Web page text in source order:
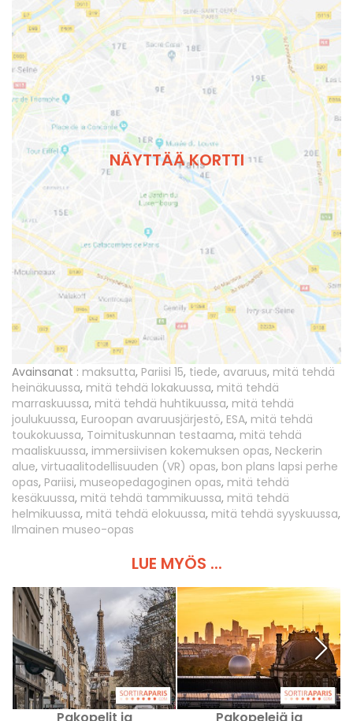
NÄYTTÄÄ KORTTI
Avainsanat : maksutta, Pariisi 15, tiede, avaruus, mitä tehdä
heinäkuussa, mitä tehdä lokakuussa, mitä tehdä
marraskuussa, mitä tehdä huhtikuussa, mitä tehdä
joulukuussa, Euroopan avaruusjärjestö, ESA, mitä tehdä
toukokuussa, Toimituskunnan testaama, mitä tehdä
maaliskuussa, immersiivisen kokemuksen opas, Neckerin
alue, virtuaalitodellisuuden (VR) opas, bon plans lapsi perhe
opas, Pariisi, museopedagoginen opas, mitä tehdä
kesäkuussa, mitä tehdä tammikuussa, mitä tehdä
helmikuussa, mitä tehdä elokuussa, mitä tehdä syyskuussa,
Ilmainen museo-opas
LUE MYÖS ...
Pakopelit ja Pakopelejä ja